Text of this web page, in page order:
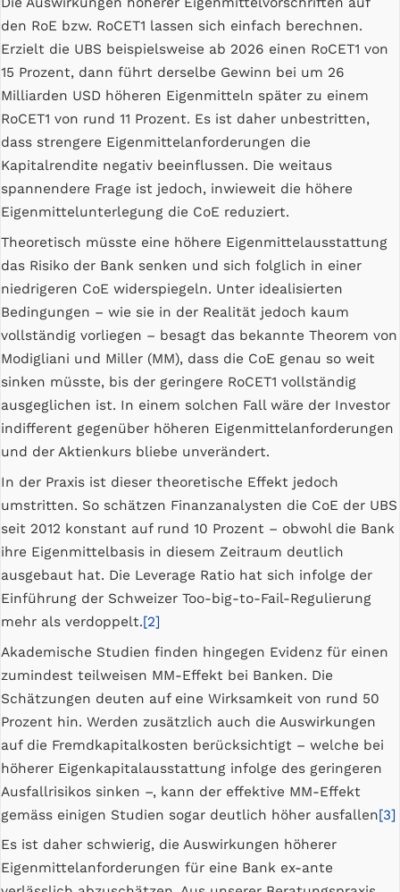
den RoE bzw. RoCET1 lassen sich einfach berechnen.
Erzielt die UBS beispielsweise ab 2026 einen RoCET1 von
15 Prozent, dann führt derselbe Gewinn bei um 26
Milliarden USD höheren Eigenmitteln später zu einem
RoCET1 von rund 11 Prozent. Es ist daher unbestritten,
dass strengere Eigenmittelanforderungen die
Kapitalrendite negativ beeinflussen. Die weitaus
spannendere Frage ist jedoch, inwieweit die höhere
Eigenmittelunterlegung die CoE reduziert.
Theoretisch müsste eine höhere Eigenmittelausstattung
das Risiko der Bank senken und sich folglich in einer
niedrigeren CoE widerspiegeln. Unter idealisierten
Bedingungen – wie sie in der Realität jedoch kaum
vollständig vorliegen – besagt das bekannte Theorem von
Modigliani und Miller (MM), dass die CoE genau so weit
sinken müsste, bis der geringere RoCET1 vollständig
ausgeglichen ist. In einem solchen Fall wäre der Investor
indifferent gegenüber höheren Eigenmittelanforderungen
und der Aktienkurs bliebe unverändert.
In der Praxis ist dieser theoretische Effekt jedoch
umstritten. So schätzen Finanzanalysten die CoE der UBS
seit 2012 konstant auf rund 10 Prozent – obwohl die Bank
ihre Eigenmittelbasis in diesem Zeitraum deutlich
ausgebaut hat. Die Leverage Ratio hat sich infolge der
Einführung der Schweizer Too-big-to-Fail-Regulierung
mehr als verdoppelt.[2]
Akademische Studien finden hingegen Evidenz für einen
zumindest teilweisen MM-Effekt bei Banken. Die
Schätzungen deuten auf eine Wirksamkeit von rund 50
Prozent hin. Werden zusätzlich auch die Auswirkungen
auf die Fremdkapitalkosten berücksichtigt – welche bei
höherer Eigenkapitalausstattung infolge des geringeren
Ausfallrisikos sinken –, kann der effektive MM-Effekt
gemäss einigen Studien sogar deutlich höher ausfallen[3]
Es ist daher schwierig, die Auswirkungen höherer
Eigenmittelanforderungen für eine Bank ex-ante